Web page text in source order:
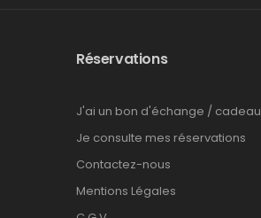
Réservations
J'ai un bon d'échange / cadeau
Je consulte mes réservations
Contactez-nous
Mentions Légales